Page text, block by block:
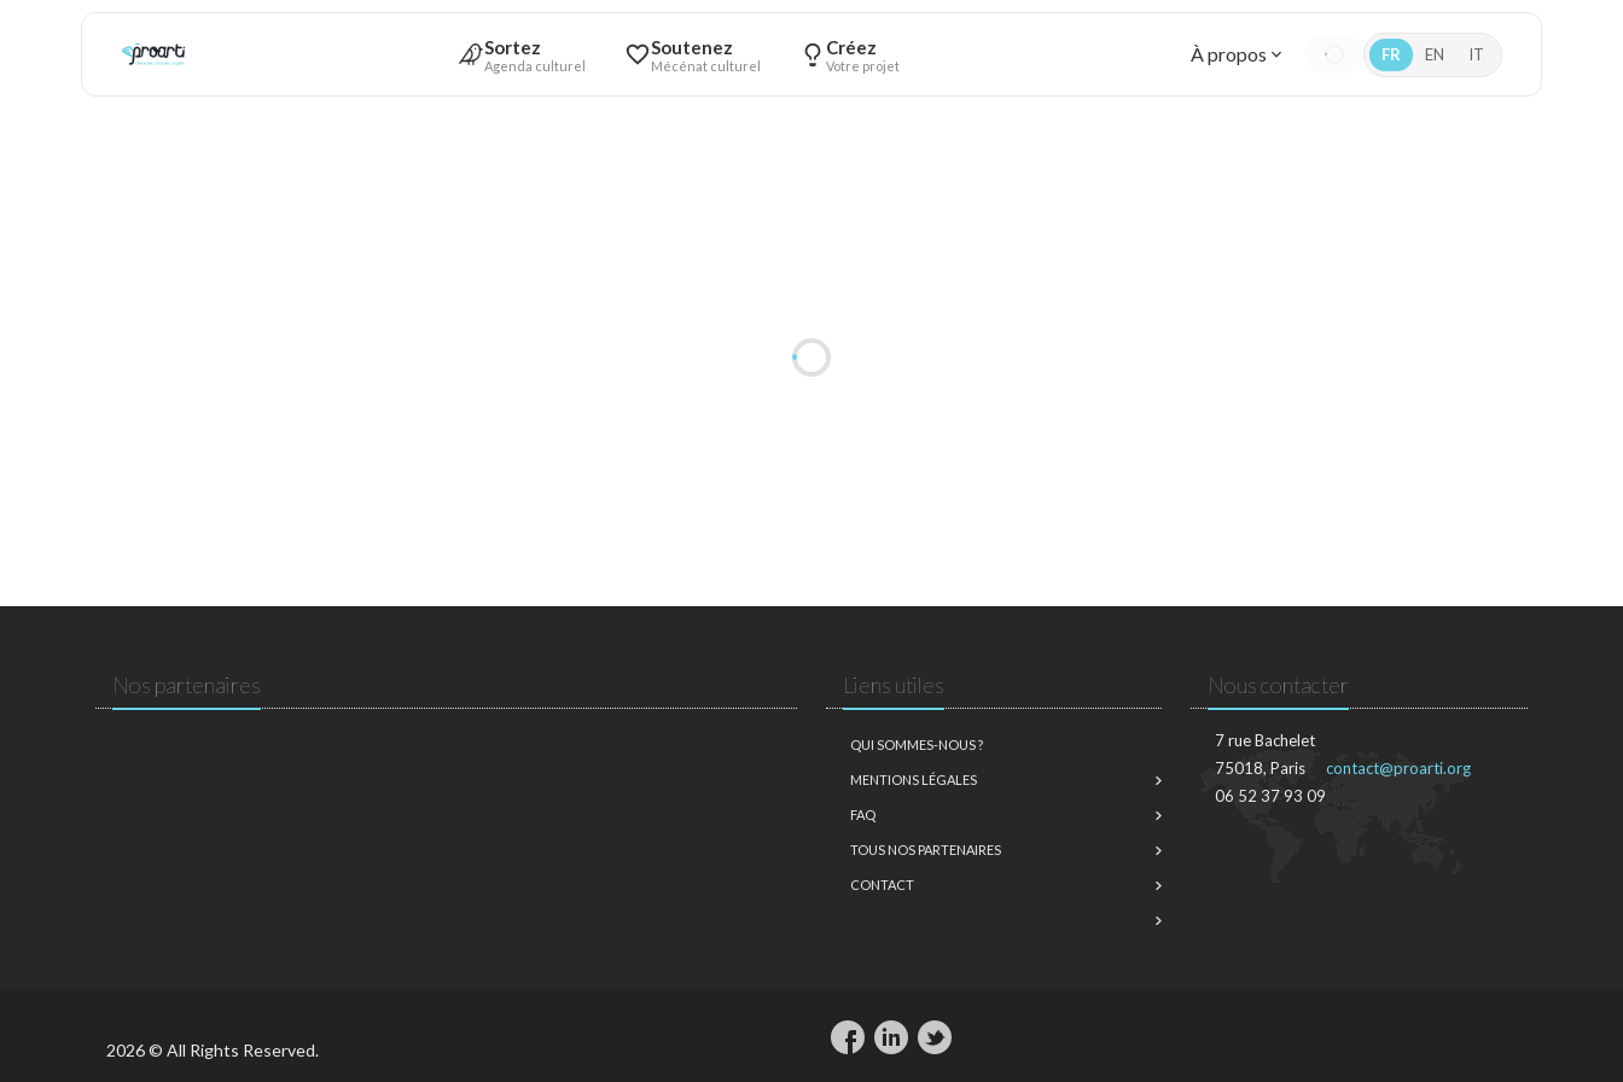
Sortez
Agenda culturel
Soutenez
Mécénat culturel
Créez
Votre projet À propos FR EN IT
Nos partenaires Liens utiles
QUI SOMMES-NOUS ?
MENTIONS LÉGALES
FAQ
TOUS NOS PARTENAIRES
CONTACT
Nous contacter
7 rue Bachelet
75018, Paris
06 52 37 93 09
contact@proarti.org
2026 © All Rights Reserved.